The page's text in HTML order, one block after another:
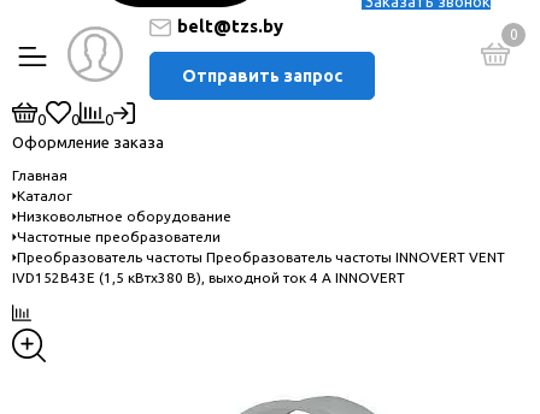
belt@tzs.by
Отправить запрос
0
0 0
0
Оформление заказа
Главная
Каталог
Низковольтное оборудование
Частотные преобразователи
Преобразователь частоты Преобразователь частоты INNOVERT VENT
IVD152B43E (1,5 кВтx380 В), выходной ток 4 А INNOVERT